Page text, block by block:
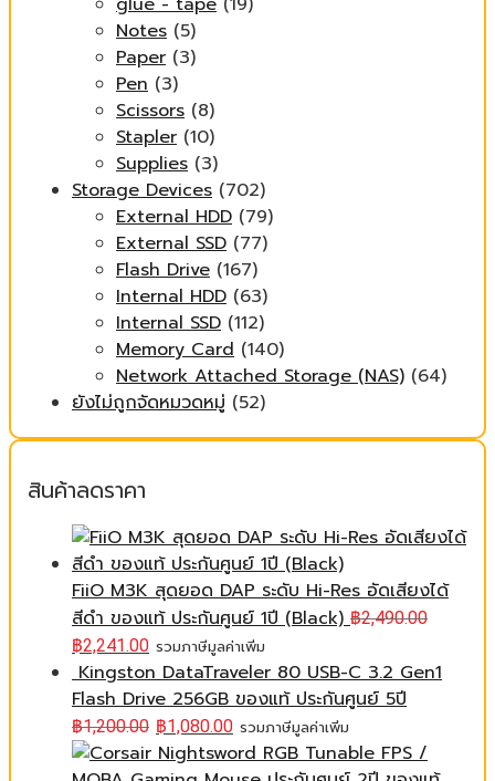
Notes (5)
Paper (3)
Pen (3)
Scissors (8)
Stapler (10)
Supplies (3)
Storage Devices (702)
External HDD (79)
External SSD (77)
Flash Drive (167)
Internal HDD (63)
Internal SSD (112)
Memory Card (140)
Network Attached Storage (NAS) (64)
ยังไม่ถูกจัดหมวดหมู่ (52)
สินค้าลดราคา
FiiO M3K สุดยอด DAP ระดับ Hi-Res อัดเสียงได้
สีดำ ของแท้ ประกันศูนย์ 1ปี (Black) ฿2,490.00
฿2,241.00 รวมภาษีมูลค่าเพิ่ม
Kingston DataTraveler 80 USB-C 3.2 Gen1
Flash Drive 256GB ของแท้ ประกันศูนย์ 5ปี
฿1,200.00 ฿1,080.00 รวมภาษีมูลค่าเพิ่ม